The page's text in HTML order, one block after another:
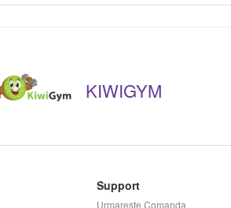
KIWIGYM
Support
Urmareste Comanda